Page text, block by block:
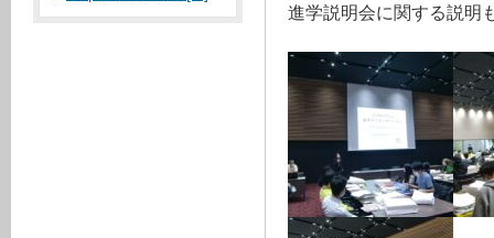
進学説明会に関する説明